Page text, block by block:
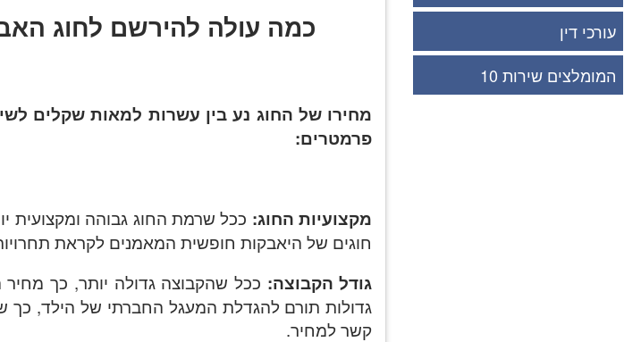
עורכי דין
המומלצים שירות 10
כמה עולה להירשם לחוג
מחירו של החוג נע בין עשרות למאות שקלים
פרמטרים:
מקצועיות החוג: ככל שרמת החוג גבוהה ומקצועית
חוגים של היאבקות חופשית המאמנים לקראת
גודל הקבוצה: ככל שהקבוצה גדולה יותר, כך מחיר
גדולות תורם להגדלת המעגל החברתי של הילד, כך
קשר למחיר.